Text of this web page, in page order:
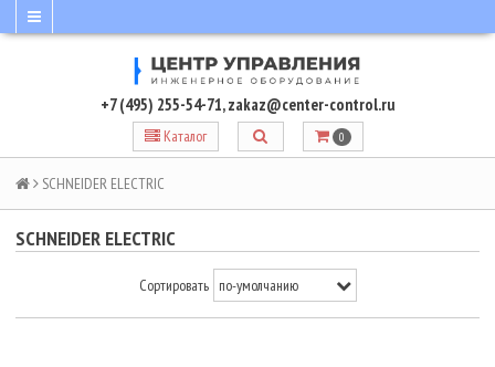
+7 (495) 255-54-71,zakaz@center-control.ru
Каталог 0
SCHNEIDER ELECTRIC
SCHNEIDER ELECTRIC
Сортировать